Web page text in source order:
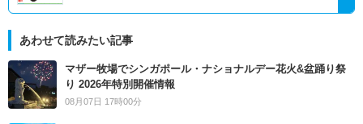
あわせて読みたい記事
マザー牧場でシンガポール・ナショナルデー花火&盆踊り祭
り 2026年特別開催情報
08月07日 17時00分